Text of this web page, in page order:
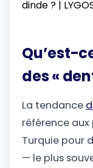
Qu’est-
des «
La tendance
référence aux
Turquie pour
— le plus